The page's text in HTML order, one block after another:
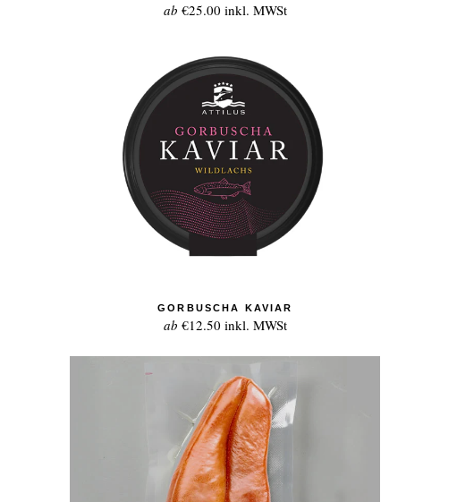
ab €25.00 inkl. MWSt
GORBUSCHA KAVIAR
ab €12.50 inkl. MWSt